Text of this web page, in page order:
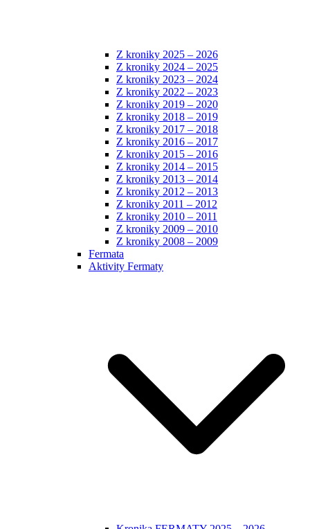
Z kroniky 2025 – 2026
Z kroniky 2024 – 2025
Z kroniky 2023 – 2024
Z kroniky 2022 – 2023
Z kroniky 2019 – 2020
Z kroniky 2018 – 2019
Z kroniky 2017 – 2018
Z kroniky 2016 – 2017
Z kroniky 2015 – 2016
Z kroniky 2014 – 2015
Z kroniky 2013 – 2014
Z kroniky 2012 – 2013
Z kroniky 2011 – 2012
Z kroniky 2010 – 2011
Z kroniky 2009 – 2010
Z kroniky 2008 – 2009
Fermata
Aktivity Fermaty